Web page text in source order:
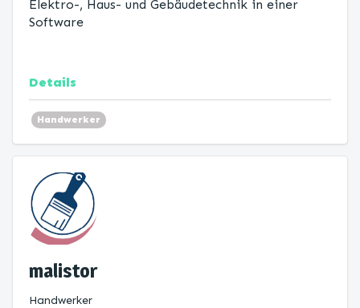
Elektro-, Haus- und Gebäudetechnik in einer
Software
Details
Handwerker
malistor
Handwerker